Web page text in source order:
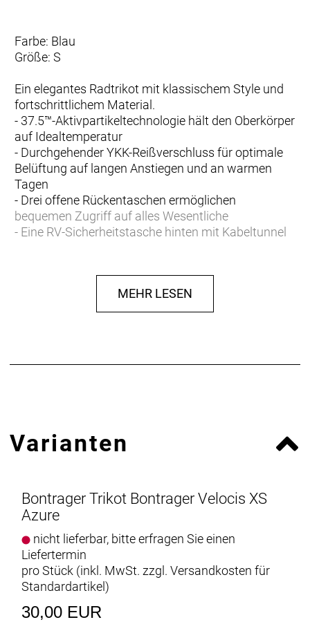
Farbe: Blau
Größe: S
Ein elegantes Radtrikot mit klassischem Style und
fortschrittlichem Material.
- 37.5™-Aktivpartikeltechnologie hält den Oberkörper
auf Idealtemperatur
- Durchgehender YKK-Reißverschluss für optimale
Belüftung auf langen Anstiegen und an warmen
Tagen
- Drei offene Rückentaschen ermöglichen
bequemen Zugriff auf alles Wesentliche
- Eine RV-Sicherheitstasche hinten mit Kabeltunnel
auf dem Bike und zusätzlichen Wetterschutz
- Eng anliegender Schnitt mit aerodynamischer
Passform für verbesserte Performance
MEHR LESEN
Varianten
Bontrager Trikot Bontrager Velocis XS
Azure
nicht lieferbar, bitte erfragen Sie einen
Liefertermin
pro Stück (inkl. MwSt. zzgl. Versandkosten für
Standardartikel)
30,00 EUR